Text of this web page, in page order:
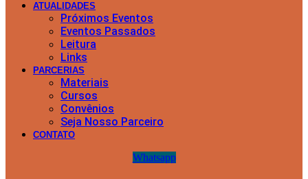
ATUALIDADES
Próximos Eventos
Eventos Passados
Leitura
Links
PARCERIAS
Materiais
Cursos
Convênios
Seja Nosso Parceiro
CONTATO
Whatsapp